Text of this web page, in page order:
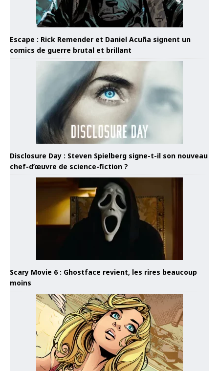
Escape : Rick Remender et Daniel Acuña signent un
comics de guerre brutal et brillant
Disclosure Day : Steven Spielberg signe-t-il son nouveau
chef-d’œuvre de science-fiction ?
Scary Movie 6 : Ghostface revient, les rires beaucoup
moins